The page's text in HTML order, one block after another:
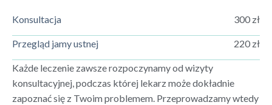
Konsultacja 300 zł
Przegląd jamy ustnej 220 zł
Każde leczenie zawsze rozpoczynamy od wizyty
konsultacyjnej, podczas której lekarz może dokładnie
zapoznać się z Twoim problemem. Przeprowadzamy wtedy